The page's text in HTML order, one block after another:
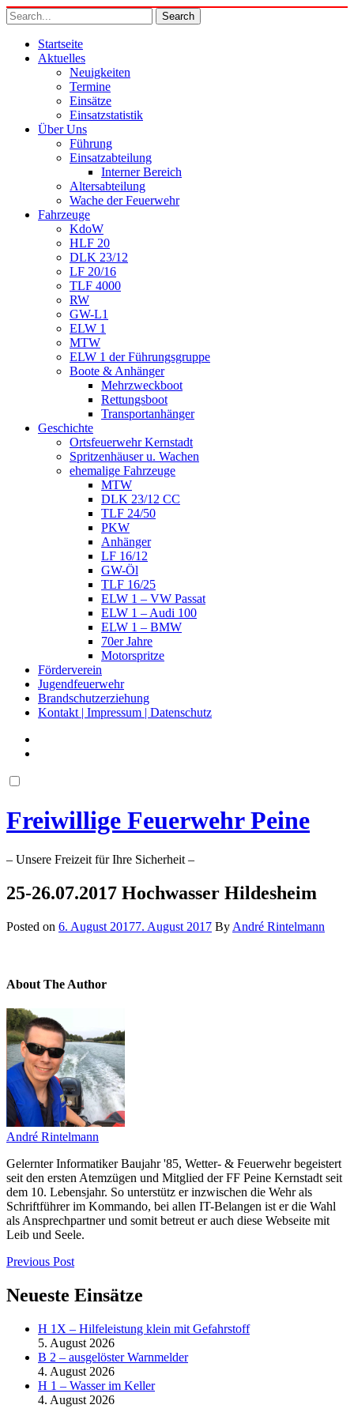
Startseite
Aktuelles
Neuigkeiten
Termine
Einsätze
Einsatzstatistik
Über Uns
Führung
Einsatzabteilung
Interner Bereich
Altersabteilung
Wache der Feuerwehr
Fahrzeuge
KdoW
HLF 20
DLK 23/12
LF 20/16
TLF 4000
RW
GW-L1
ELW 1
MTW
ELW 1 der Führungsgruppe
Boote & Anhänger
Mehrzweckboot
Rettungsboot
Transportanhänger
Geschichte
Ortsfeuerwehr Kernstadt
Spritzenhäuser u. Wachen
ehemalige Fahrzeuge
MTW
DLK 23/12 CC
TLF 24/50
PKW
Anhänger
LF 16/12
GW-Öl
TLF 16/25
ELW 1 – VW Passat
ELW 1 – Audi 100
ELW 1 – BMW
70er Jahre
Motorspritze
Förderverein
Jugendfeuerwehr
Brandschutzerziehung
Kontakt | Impressum | Datenschutz
Freiwillige Feuerwehr Peine
– Unsere Freizeit für Ihre Sicherheit –
25-26.07.2017 Hochwasser Hildesheim
Posted on 6. August 20177. August 2017 By André Rintelmann
About The Author
André Rintelmann
Gelernter Informatiker Baujahr '85, Wetter- & Feuerwehr begeistert
seit den ersten Atemzügen und Mitglied der FF Peine Kernstadt seit
dem 10. Lebensjahr. So unterstütz er inzwischen die Wehr als
Schriftführer im Kommando, bei allen IT-Belangen ist er die Wahl
als Ansprechpartner und somit betreut er auch diese Webseite mit
Leib und Seele.
Previous Post
Neueste Einsätze
H 1X – Hilfeleistung klein mit Gefahrstoff
5. August 2026
B 2 – ausgelöster Warnmelder
4. August 2026
H 1 – Wasser im Keller
4. August 2026